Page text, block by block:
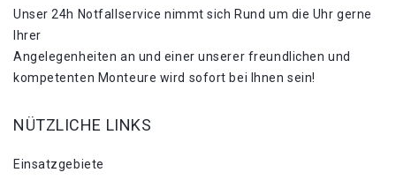
Unser 24h Notfallservice nimmt sich Rund um die Uhr gerne
Ihrer
Angelegenheiten an und einer unserer freundlichen und
kompetenten Monteure wird sofort bei Ihnen sein!
NÜTZLICHE LINKS
Einsatzgebiete